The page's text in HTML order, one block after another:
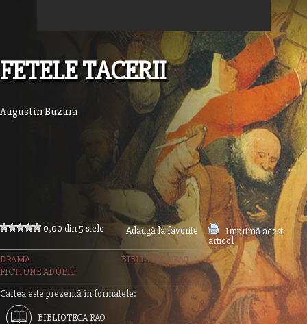
FETELE TACERII
Augustin Buzura
0,00 din 5 stele Adaugă la favorite
Imprimă acest
articol
DRAMA
BIBLIOTECA RAO
FICTIUNE ADULTI
Cartea este prezentă în formatele:
BIBLIOTECA RAO